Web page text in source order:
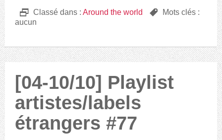
D Classé dans : Around the world ,
Mots clés :
aucun
[04-10/10] Playlist
artistes/labels
étrangers #77